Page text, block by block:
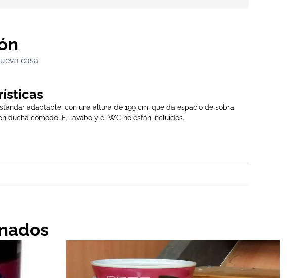
casa
adaptable, con una altura de 199 cm, que da espacio de sobra
ducha cómodo. El lavabo y el WC no están incluidos.